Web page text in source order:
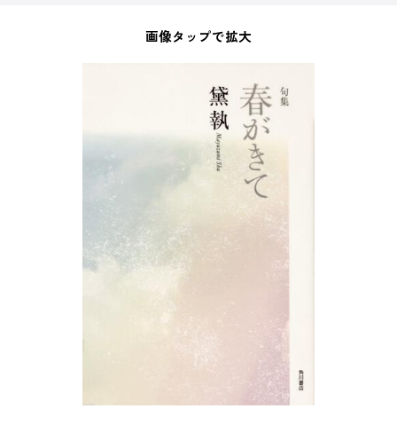
画像タップで拡大